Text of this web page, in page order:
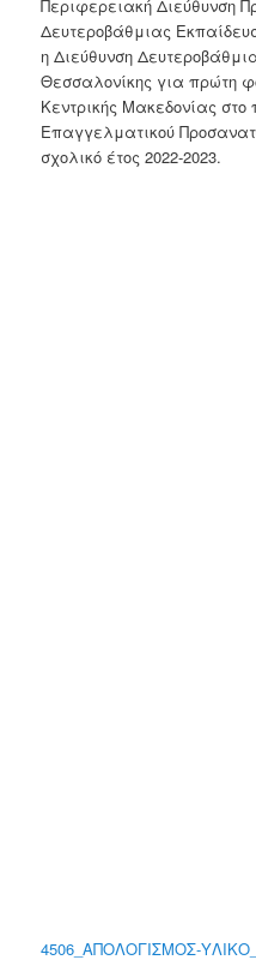
Περιφερειακή Διεύθυνση
Δευτεροβάθμιας
η Διεύθυνση
Θεσσαλονίκης για πρώτη
Κεντρικής Μακεδονίας στο
Επαγγελματικού
σχολικό έτος 2022-2023.
4506_ΑΠΟΛΟΓΙΣΜΟΣ-